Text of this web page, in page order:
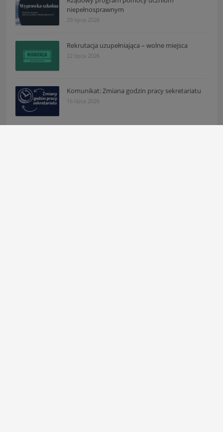
niepełnosprawnym
29 lipca 2026
Rekrutacja uzupełniająca – wolne miejsca
22 lipca 2026
Komunikat: Zmiana godzin pracy sekretariatu
16 lipca 2026